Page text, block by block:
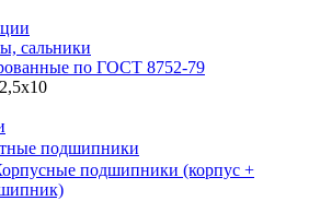
сальники
по ГОСТ 8752-79
подшипники
подшипники (корпус +